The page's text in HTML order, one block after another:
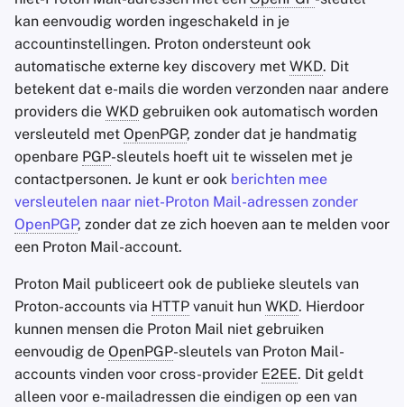
kan eenvoudig worden ingeschakeld in je
accountinstellingen. Proton ondersteunt ook
automatische externe key discovery met WKD. Dit
betekent dat e-mails die worden verzonden naar andere
providers die WKD gebruiken ook automatisch worden
versleuteld met OpenPGP, zonder dat je handmatig
openbare PGP-sleutels hoeft uit te wisselen met je
contactpersonen. Je kunt er ook berichten mee
versleutelen naar niet-Proton Mail-adressen zonder
OpenPGP, zonder dat ze zich hoeven aan te melden voor
een Proton Mail-account.
Proton Mail publiceert ook de publieke sleutels van
Proton-accounts via HTTP vanuit hun WKD. Hierdoor
kunnen mensen die Proton Mail niet gebruiken
eenvoudig de OpenPGP-sleutels van Proton Mail-
accounts vinden voor cross-provider E2EE. Dit geldt
alleen voor e-mailadressen die eindigen op een van